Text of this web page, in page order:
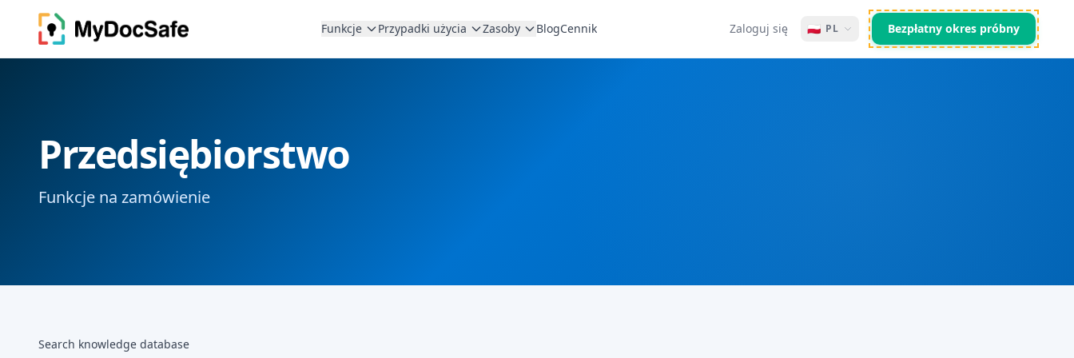
Funkcje Przypadki użycia Zasoby BlogCennik Zaloguj się 🇵🇱 PL Bezpłatny okres próbny
Przedsiębiorstwo
Funkcje na zamówienie
Search knowledge database